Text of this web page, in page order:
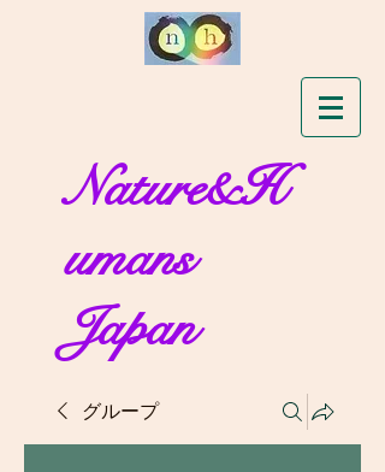
Nature&H
umans
Japan
グループ